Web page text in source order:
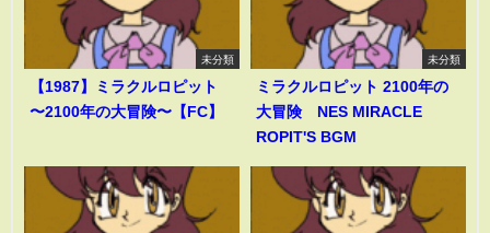
未分類
【1987】ミラクルロピット
〜2100年の大冒険〜【FC】
未分類
ミラクルロピット 2100年の
大冒険 NES MIRACLE
ROPIT'S BGM